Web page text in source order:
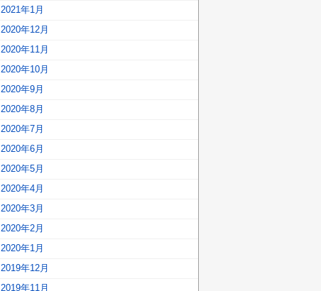
2021年1月
2020年12月
2020年11月
2020年10月
2020年9月
2020年8月
2020年7月
2020年6月
2020年5月
2020年4月
2020年3月
2020年2月
2020年1月
2019年12月
2019年11月